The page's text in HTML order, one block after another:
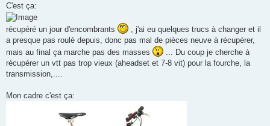
C'est ça:
récupéré un jour d'encombrants
, j'ai eu quelques trucs à changer et il
a presque pas roulé depuis, donc pas mal de pièces neuve à récupérer,
mais au final ça marche pas des masses
... Du coup je cherche à
récupérer un vtt pas trop vieux (aheadset et 7-8 vit) pour la fourche, la
transmission,....
Mon cadre c'est ça: